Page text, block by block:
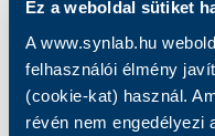
Ez a weboldal sütiket
A www.synlab.hu
felhasználói élmény
(cookie-kat) használ.
révén nem engedélyezi
Mit